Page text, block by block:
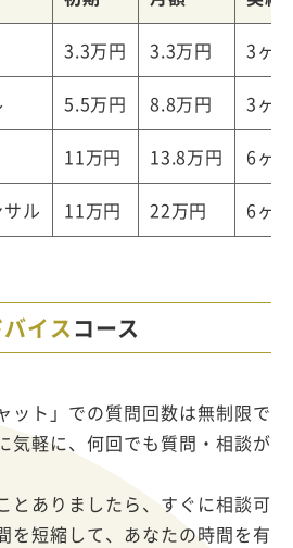
3.3万円 3.3万円 3ヶ
5.5万円 8.8万円 3ヶ
11万円 13.8万円 6ヶ
ル 11万円 22万円 6ヶ
イスコース
ット」での質問回数は無制限で
気軽に、何回でも質問・相談が
とありましたら、すぐに相談可
を短縮して、あなたの時間を有